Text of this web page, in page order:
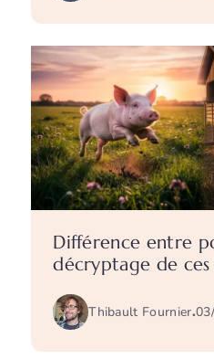
Différence entre
décryptage de
Thibault Fournier.